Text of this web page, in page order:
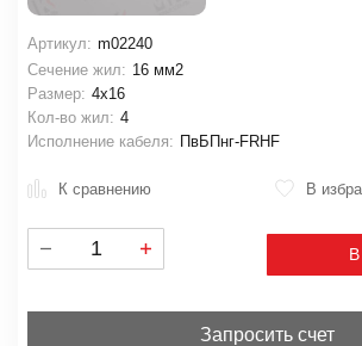
Артикул: m02240
Сечение жил: 16 мм2
Размер: 4х16
Кол-во жил: 4
Исполнение кабеля: ПвБПнг-FRHF
К сравнению В
В
Запросить счет